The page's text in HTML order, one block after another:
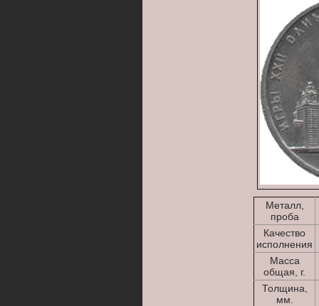
Металл,
проба
Качество
исполнения
Масса
общая, г.
Толщина,
мм.